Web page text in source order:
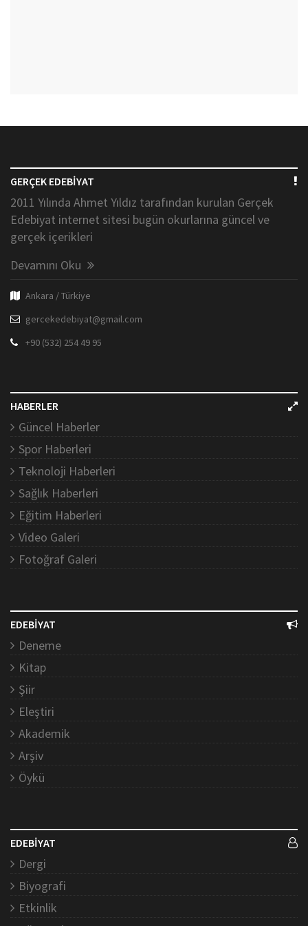
GERÇEK EDEBİYAT
2011 Yılında Ahmet Yıldız tarafından kurulan Gerçek
Edebiyat internet sitesi bugün okurlarına güncel ve
gerçek içerikleri
Devamını Oku
Ankara / Türkiye
gercekedebiyat@gmail.com
+90 (532) 254 49 95
HABERLER
Güncel Haberler
Spor Haberleri
Teknoloji Haberleri
Sağlık Haberleri
Eğitim Haberleri
Video Galeri
Fotoğraf Galeri
EDEBİYAT
Deneme
Kitap
Şiir
Eleştiri
Akademik
Arşiv
Öykü
EDEBİYAT
Dergi
Biyografi
Etkinlik